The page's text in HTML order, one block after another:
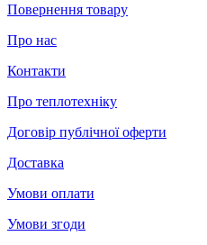
Повернення товару
Про нас
Контакти
Про теплотехніку
Договір публічної оферти
Доставка
Умови оплати
Умови згоди